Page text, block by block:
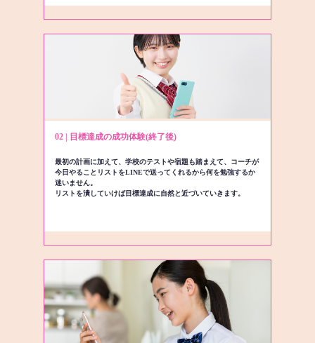
02 | 目標達成の成功体験(終了後)
最初の計画に加えて、学校のテストや宿題も踏まえて、コーチが
今日やることリストをLINEで送ってくれるから何を勉強するか
迷いません。
リストを潰していけば目標達成に自然と近づいていきます。